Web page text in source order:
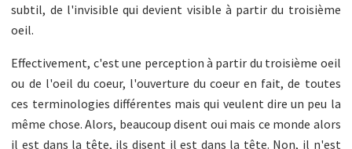
subtil, de l'invisible qui devient visible à partir du troisième
oeil.
Effectivement, c'est une perception à partir du troisième oeil
ou de l'oeil du coeur, l'ouverture du coeur en fait, de toutes
ces terminologies différentes mais qui veulent dire un peu la
même chose. Alors, beaucoup disent oui mais ce monde alors
il est dans la tête, ils disent il est dans la tête. Non, il n'est